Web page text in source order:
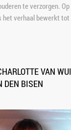
te verzorgen.
het verhaal bewerkt
VAN
DEN BISEN